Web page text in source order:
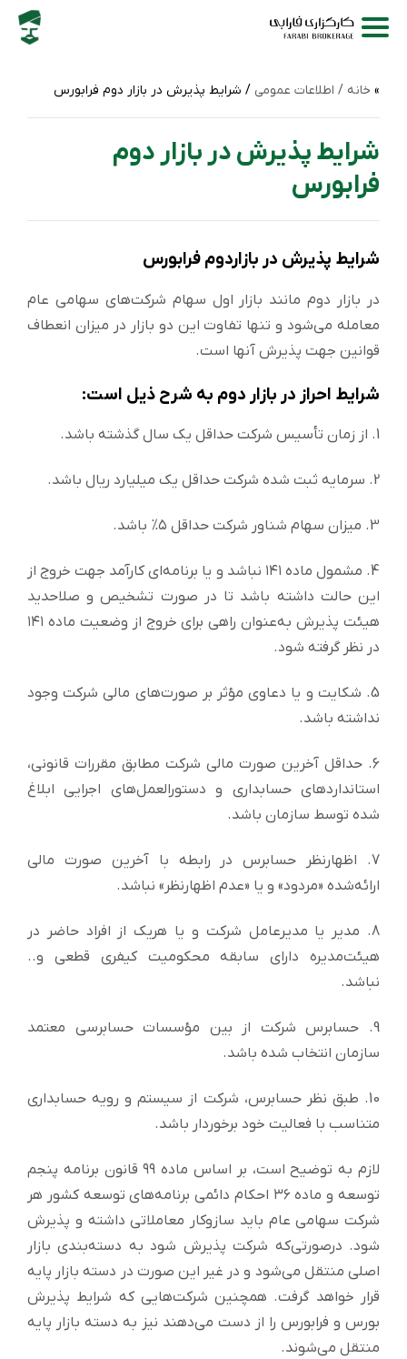
خانه / اطلاعات عمومی / شرایط پذیرش در بازار دوم فرابورس
شرایط پذیرش در بازار دوم
فرابورس
شرایط پذیرش در بازاردوم فرابورس
در بازار دوم مانند بازار اول سهام شرکت‌های سهامی عام
معامله می‌شود و تنها تفاوت این دو بازار در میزان انعطاف
قوانین جهت پذیرش آنها است.
شرایط احراز در بازار دوم به شرح ذیل است:
1. از زمان تأسیس شرکت حداقل یک سال گذشته باشد.
2. سرمایه ثبت شده شرکت حداقل یک میلیارد ریال باشد.
3. میزان سهام شناور شرکت حداقل ۵% باشد.
4. مشمول ماده ۱۴۱ نباشد و یا برنامه‌ای کارآمد جهت خروج از
این حالت داشته باشد تا در صورت تشخیص و صلاحدید
هیئت پذیرش به‌عنوان راهی برای خروج از وضعیت ماده ۱۴۱
در نظر گرفته شود.
5. شکایت و یا دعاوی مؤثر بر صورت‌های مالی شرکت وجود
نداشته باشد.
6. حداقل آخرین صورت مالی شرکت مطابق مقررات قانونی،
استانداردهای حسابداری و دستورالعمل‌های اجرایی ابلاغ
شده توسط سازمان باشد.
7. اظهارنظر حسابرس در رابطه با آخرین صورت مالی
ارائه‌شده «مردود» و یا «عدم اظهارنظر» نباشد.
8. مدیر یا مدیرعامل شرکت و یا هریک از افراد حاضر در
هیئت‌مدیره دارای سابقه محکومیت کیفری قطعی و..
نباشد.
9. حسابرس شرکت از بین مؤسسات حسابرسی معتمد
سازمان انتخاب شده باشد.
10. طبق نظر حسابرس، شرکت از سیستم و رویه حسابداری
متناسب با فعالیت خود برخوردار باشد.
لازم به توضیح است، بر اساس ماده ۹۹ قانون برنامه پنجم
توسعه و ماده ۳۶ احکام دائمی برنامه‌های توسعه کشور هر
شرکت سهامی عام باید سازوکار معاملاتی داشته و پذیرش
شود. درصورتی‌که شرکت پذیرش شود به دسته‌بندی بازار
اصلی منتقل می‌شود و در غیر این صورت در دسته بازار پایه
قرار خواهد گرفت. همچنین شرکت‌هایی که شرایط پذیرش
بورس و فرابورس را از دست می‌دهند نیز به دسته بازار پایه
منتقل می‌شوند.